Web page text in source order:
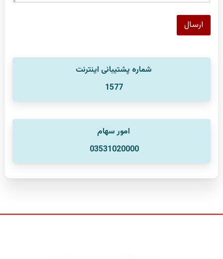
ارسال
شماره پشتیبانی اینترنت
1577
امور سهام
03531020000